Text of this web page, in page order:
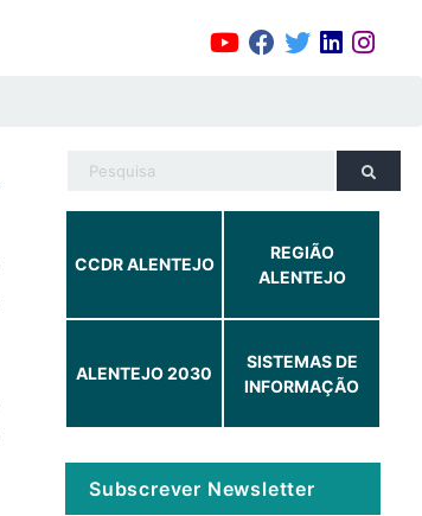
CCDR ALENTEJO
REGIÃO
ALENTEJO
ALENTEJO 2030
SISTEMAS DE
INFORMAÇÃO
Subscrever Newsletter